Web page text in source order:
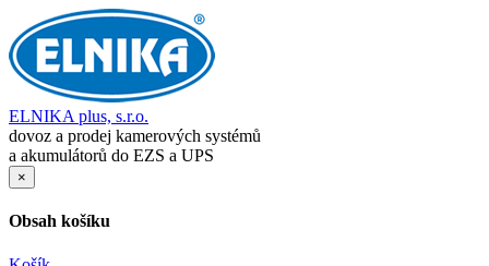
ELNIKA plus, s.r.o.
dovoz a prodej kamerových systémů
a akumulátorů do EZS a UPS
×
Obsah košíku